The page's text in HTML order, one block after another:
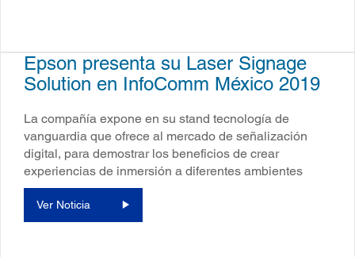
Epson presenta su Laser Signage
Solution en InfoComm México 2019
La compañía expone en su stand tecnología de
vanguardia que ofrece al mercado de señalización
digital, para demostrar los beneficios de crear
experiencias de inmersión a diferentes ambientes
Ver Noticia